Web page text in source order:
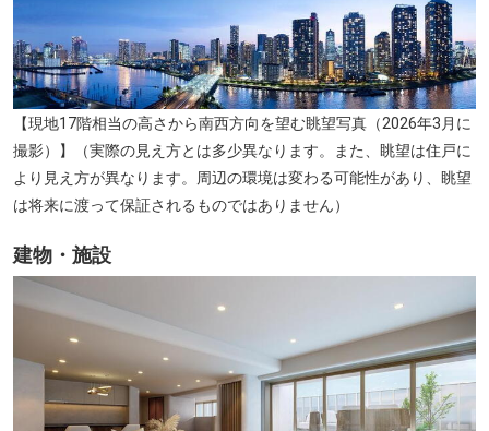
【現地17階相当の高さから南西方向を望む眺望写真（2026年3月に
撮影）】（実際の見え方とは多少異なります。また、眺望は住戸に
より見え方が異なります。周辺の環境は変わる可能性があり、眺望
は将来に渡って保証されるものではありません）
建物・施設